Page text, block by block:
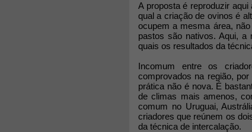
A proposta é reproduzir
qual a criação de ovinos é
ocupem a mesma área,
pastos são nativos. Aqui, a
quais os resultados da
Incomum entre os
comprovados na região,
prática não é nova. É
de climas mais amenos,
comum no Uruguai,
criadores que reúnem os
da técnica de intercalação.